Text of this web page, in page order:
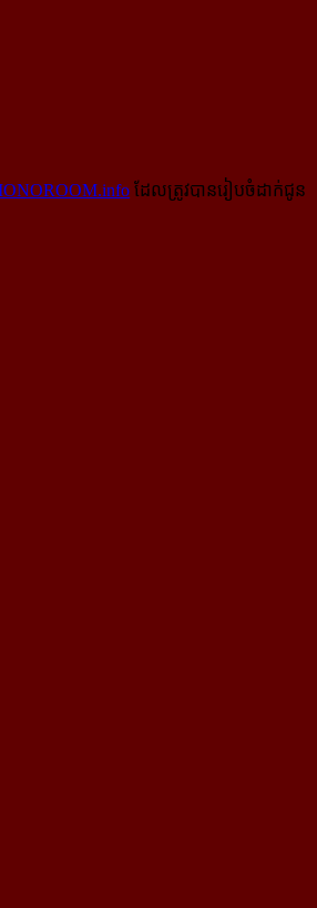
ដែលត្រូវបានរៀបចំដាក់ជូន